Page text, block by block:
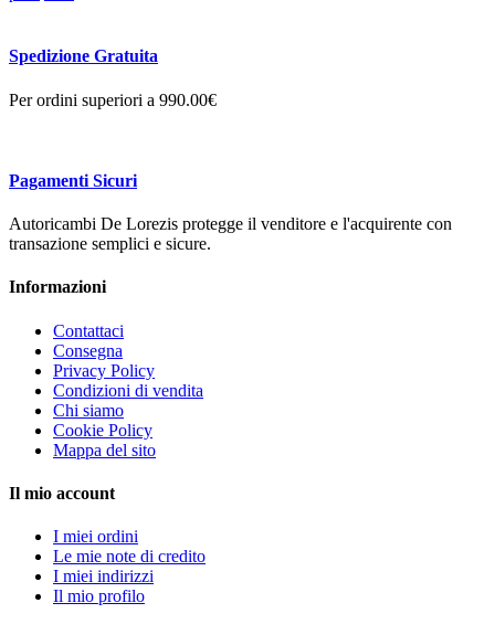
Spedizione Gratuita
Per ordini superiori a 990.00€
Pagamenti Sicuri
Autoricambi De Lorezis protegge il venditore e l'acquirente con
transazione semplici e sicure.
Informazioni
Contattaci
Consegna
Privacy Policy
Condizioni di vendita
Chi siamo
Cookie Policy
Mappa del sito
Il mio account
I miei ordini
Le mie note di credito
I miei indirizzi
Il mio profilo